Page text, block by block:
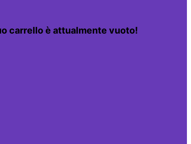
carrello è attualmente vuoto!